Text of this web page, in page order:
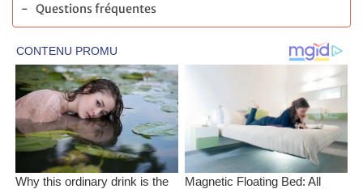
Questions fréquentes